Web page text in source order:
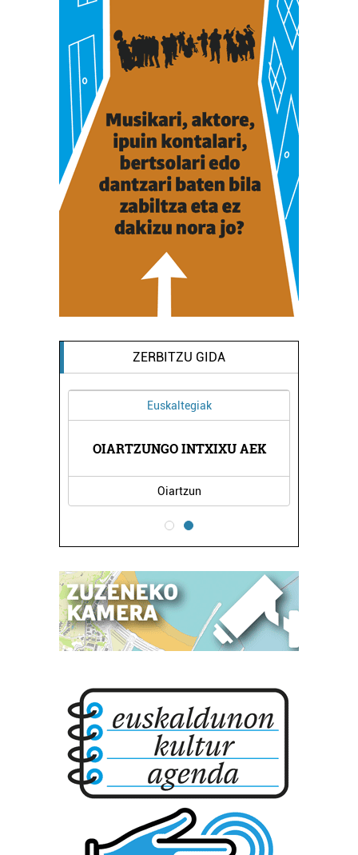
ZERBITZU GIDA
Euskaltegiak
OIARTZUNGO INTXIXU AEK
Oiartzun